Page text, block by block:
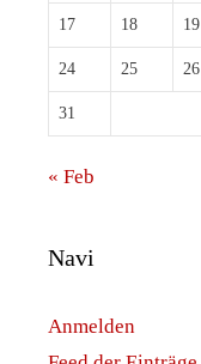
17 18 19
24 25 26
31
« Feb
Navi
Anmelden